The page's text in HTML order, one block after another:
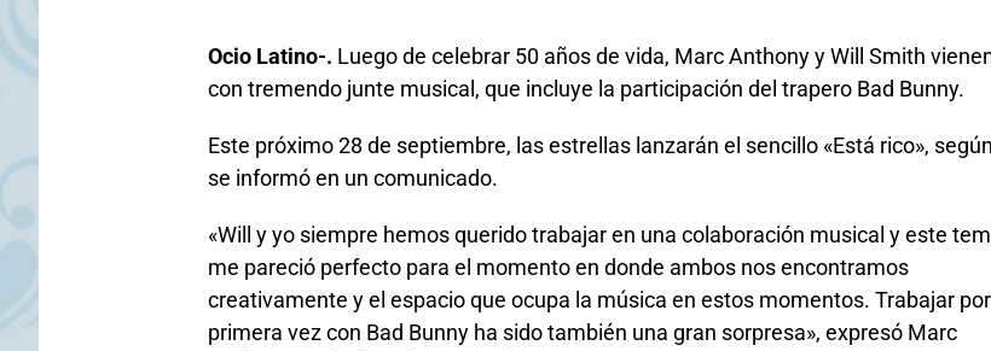
Ocio Latino-. Luego de celebrar 50 años de vida, Marc Anthony y Will Smith
con tremendo junte musical, que incluye la participación del trapero Bad Bunny.
Este próximo 28 de septiembre, las estrellas lanzarán el sencillo «Está rico», según
se informó en un comunicado.
«Will y yo siempre hemos querido trabajar en una colaboración musical y este
me pareció perfecto para el momento en donde ambos nos encontramos
creativamente y el espacio que ocupa la música en estos momentos. Trabajar por
primera vez con Bad Bunny ha sido también una gran sorpresa», expresó Marc